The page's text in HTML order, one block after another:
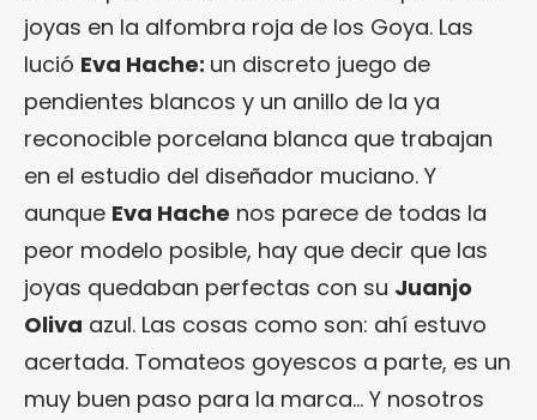
joyas en la alfombra roja de los Goya. Las
lució Eva Hache: un discreto juego de
pendientes blancos y un anillo de la ya
reconocible porcelana blanca que trabajan
en el estudio del diseñador muciano. Y
aunque Eva Hache nos parece de todas la
peor modelo posible, hay que decir que las
joyas quedaban perfectas con su Juanjo
Oliva azul. Las cosas como son: ahí estuvo
acertada. Tomateos goyescos a parte, es un
muy buen paso para la marca… Y nosotros